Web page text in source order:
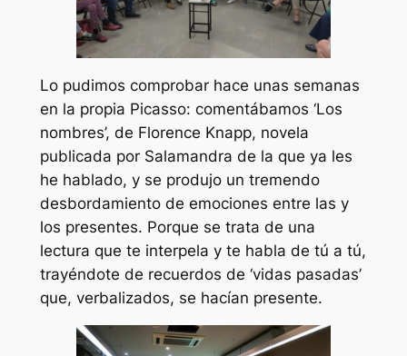
Lo pudimos comprobar hace unas semanas
en la propia Picasso: comentábamos ‘Los
nombres’, de Florence Knapp, novela
publicada por Salamandra de la que ya les
he hablado, y se produjo un tremendo
desbordamiento de emociones entre las y
los presentes. Porque se trata de una
lectura que te interpela y te habla de tú a tú,
trayéndote de recuerdos de ‘vidas pasadas’
que, verbalizados, se hacían presente.